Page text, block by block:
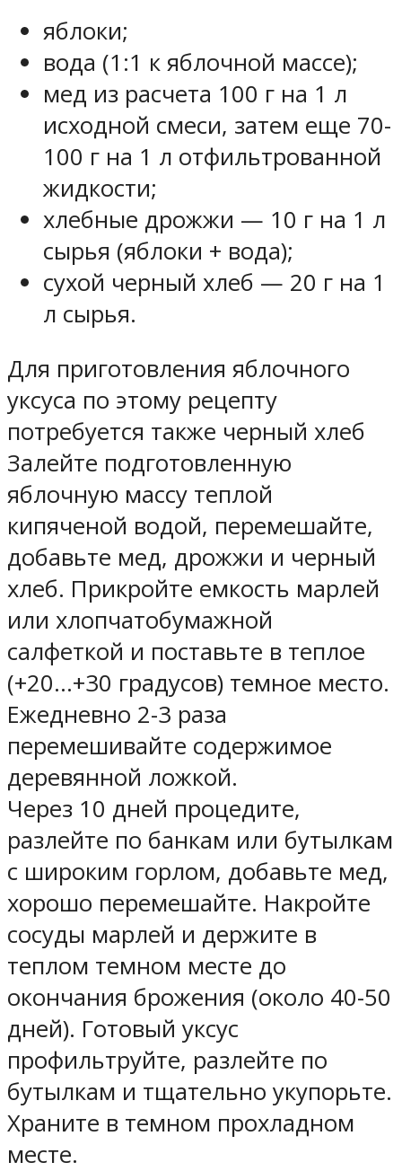
яблоки;
вода (1:1 к яблочной массе);
мед из расчета 100 г на 1 л
исходной смеси, затем еще 70-
100 г на 1 л отфильтрованной
жидкости;
хлебные дрожжи — 10 г на 1 л
сырья (яблоки + вода);
сухой черный хлеб — 20 г на 1
л сырья.
Для приготовления яблочного
уксуса по этому рецепту
потребуется также черный хлеб
Залейте подготовленную
яблочную массу теплой
кипяченой водой, перемешайте,
добавьте мед, дрожжи и черный
хлеб. Прикройте емкость марлей
или хлопчатобумажной
салфеткой и поставьте в теплое
(+20…+30 градусов) темное место.
Ежедневно 2-3 раза
перемешивайте содержимое
деревянной ложкой.
Через 10 дней процедите,
разлейте по банкам или бутылкам
с широким горлом, добавьте мед,
хорошо перемешайте. Накройте
сосуды марлей и держите в
теплом темном месте до
окончания брожения (около 40-50
дней). Готовый уксус
профильтруйте, разлейте по
бутылкам и тщательно укупорьте.
Храните в темном прохладном
месте.